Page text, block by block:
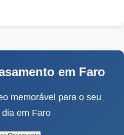
em Faro
memorável para o seu
em Faro